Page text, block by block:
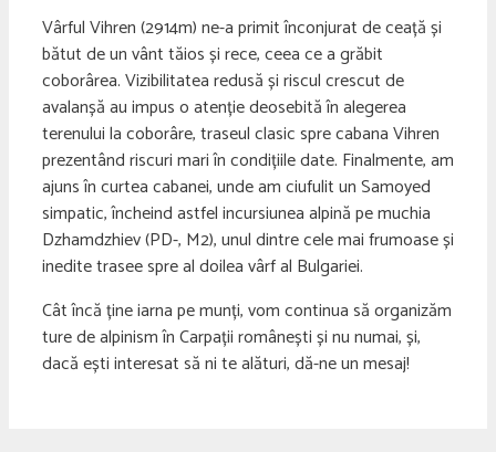
Vârful Vihren (2914m) ne-a primit înconjurat de ceață și
bătut de un vânt tăios și rece, ceea ce a grăbit
coborârea. Vizibilitatea redusă și riscul crescut de
avalanșă au impus o atenție deosebită în alegerea
terenului la coborâre, traseul clasic spre cabana Vihren
prezentând riscuri mari în condițiile date. Finalmente, am
ajuns în curtea cabanei, unde am ciufulit un Samoyed
simpatic, încheind astfel incursiunea alpină pe muchia
Dzhamdzhiev (PD-, M2), unul dintre cele mai frumoase și
inedite trasee spre al doilea vârf al Bulgariei.
Cât încă ține iarna pe munți, vom continua să organizăm
ture de alpinism în Carpații românești și nu numai, și,
dacă ești interesat să ni te alături, dă-ne un mesaj!